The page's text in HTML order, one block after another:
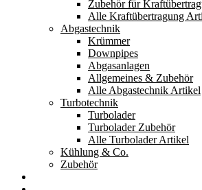
Zubehör für
Alle Kraftübertragung
Abgastechnik
Krümmer
Downpipes
Abgasanlagen
Allgemeines & Zubehör
Alle Abgastechnik Artikel
Turbotechnik
Turbolader
Turbolader Zubehör
Alle Turbolader Artikel
Kühlung & Co.
Zubehör